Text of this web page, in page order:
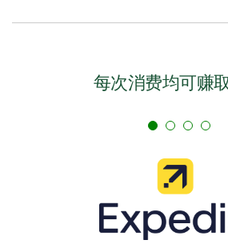
每次消费均可赚